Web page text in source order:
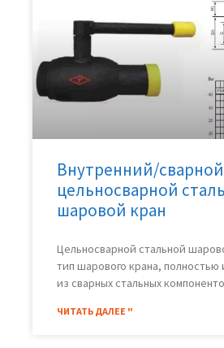
Внутренний/сварной
цельносварной
шаровой кран
Цельносварной стальной
тип шарового крана, полностью
из сварных стальных
ЧИТАТЬ ДАЛЕЕ "